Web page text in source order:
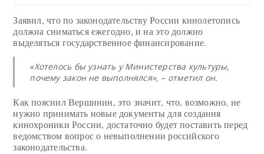
Заявил, что по законодательству России кинолетопись
должна сниматься ежегодно, и на это должно
выделяться государственное финансирование.
«Хотелось бы узнать у Министерства культуры,
почему закон не выполнялся», – отметил он.
Как пояснил Вершинин, это значит, что, возможно, не
нужно принимать новые документы для создания
кинохроники России, достаточно будет поставить перед
ведомством вопрос о невыполнении российского
законодательства.